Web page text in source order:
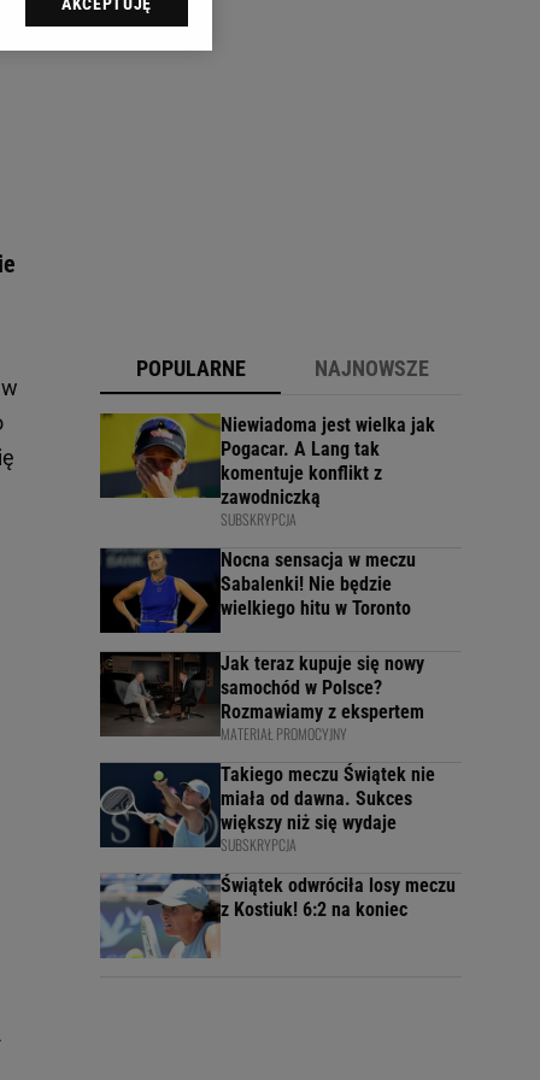
POPULARNE NAJNOWSZE
Niewiadoma jest wielka jak
Pogacar. A Lang tak
komentuje konflikt z
zawodniczką
SUBSKRYPCJA
Nocna sensacja w meczu
Sabalenki! Nie będzie
wielkiego hitu w Toronto
Jak teraz kupuje się nowy
samochód w Polsce?
Rozmawiamy z ekspertem
MATERIAŁ PROMOCYJNY
Takiego meczu Świątek nie
miała od dawna. Sukces
większy niż się wydaje
SUBSKRYPCJA
Świątek odwróciła losy meczu
z Kostiuk! 6:2 na koniec
sp. z o.o., jej
swoje preferencje
celów identyfikacji.
reklam i treści,